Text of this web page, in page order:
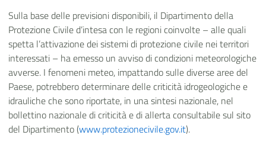
Sulla base delle previsioni disponibili, il Dipartimento della
Protezione Civile d’intesa con le regioni coinvolte – alle quali
spetta l’attivazione dei sistemi di protezione civile nei territori
interessati – ha emesso un avviso di condizioni meteorologiche
avverse. I fenomeni meteo, impattando sulle diverse aree del
Paese, potrebbero determinare delle criticità idrogeologiche e
idrauliche che sono riportate, in una sintesi nazionale, nel
bollettino nazionale di criticità e di allerta consultabile sul sito
del Dipartimento (www.protezionecivile.gov.it).